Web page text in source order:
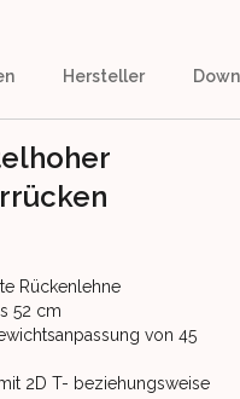
Hersteller
Rückenlehne
52 cm
von 45
2D T- beziehungsweise